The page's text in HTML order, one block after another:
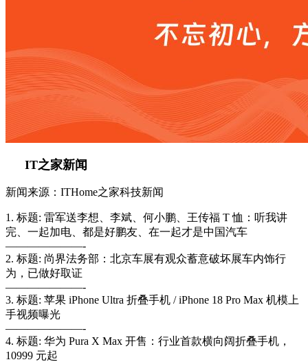
IT之家新闻
新闻来源：ITHome之家科技新闻
1. 标题: 雷军送李想、李斌、何小鹏、王传福 T 恤：听我讲
完、一起加电、都是好鹏友、在一起才是中国汽车
———————-
2. 标题: 尚界法务部：北京车展有观众蓄意破坏展车内饰行
为，已做好取证
———————-
3. 标题: 苹果 iPhone Ultra 折叠手机 / iPhone 18 Pro Max 机模上
手视频曝光
———————-
4. 标题: 华为 Pura X Max 开售：行业首款横向阔折叠手机，
10999 元起